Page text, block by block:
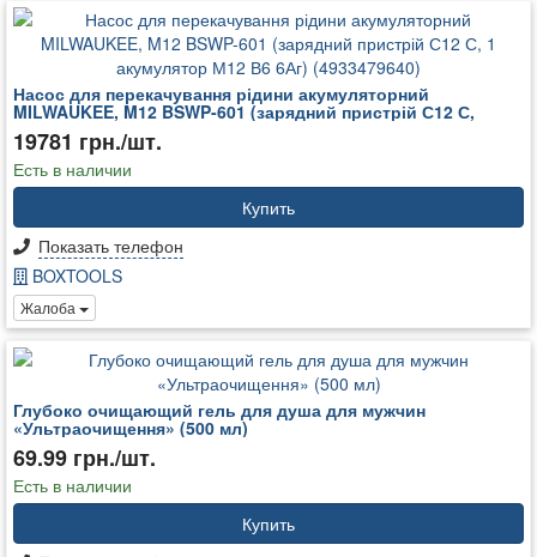
Насос для перекачування рідини акумуляторний
MILWAUKEE, M12 BSWP-601 (зарядний пристрій С12 С,
19781 грн./шт.
Есть в наличии
Купить
Показать телефон
BOXTOOLS
Жалоба
Глубоко очищающий гель для душа для мужчин
«Ультраочищення» (500 мл)
69.99 грн./шт.
Есть в наличии
Купить